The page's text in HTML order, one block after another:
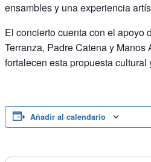
ensambles y una experiencia
El concierto cuenta con el apoyo
Terranza, Padre Catena y
fortalecen esta propuesta cultural
Añadir al calendario